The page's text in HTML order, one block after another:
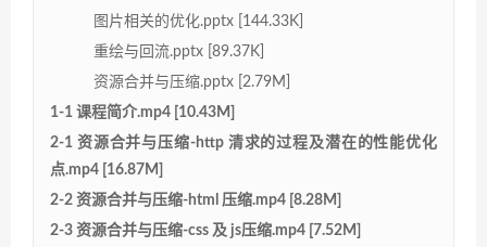
图片相关的优化.pptx [144.33K]
重绘与回流.pptx [89.37K]
资源合并与压缩.pptx [2.79M]
1-1 课程简介.mp4 [10.43M]
2-1 资源合并与压缩-http 清求的过程及潜在的性能优化
点.mp4 [16.87M]
2-2 资源合并与压缩-html 压缩.mp4 [8.28M]
2-3 资源合并与压缩-css 及 js压缩.mp4 [7.52M]